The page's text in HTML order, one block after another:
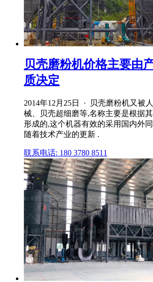
贝壳磨粉机价格主要由
质决定
2014年12月25日 · 贝壳磨粉机又被
械、贝壳超细磨等,名称主要是根据
形成的,这个机器有效的采用国内外
随着技术产业的更新 .
联系电话: 180 3780 8511